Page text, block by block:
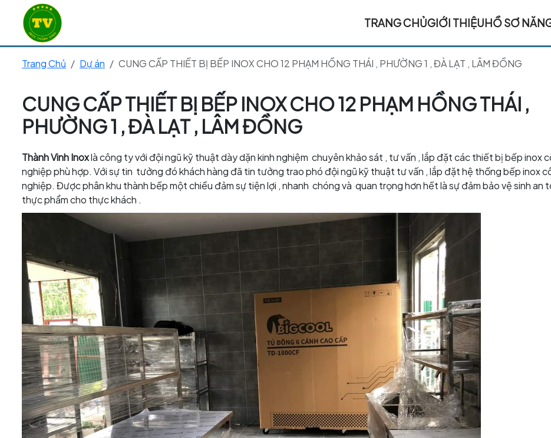
TRANG CHỦGIỚI THIỆUHỒ SƠ
Trang Chủ Dự án CUNG CẤP THIẾT BỊ BẾP INOX CHO 12 PHẠM HỒNG THÁI , PHƯỜNG 1 , ĐÀ LẠT , LÂM ĐỒNG
CUNG CẤP THIẾT BỊ BẾP INOX CHO 12 PHẠM HỒNG THÁI ,
PHƯỜNG 1 , ĐÀ LẠT , LÂM ĐỒNG
Thành Vinh Inoxlà công ty với đội ngũ kỹ thuật dày dặn kinh nghiệm chuyên khảo sát , tư vấn , lắp đặt các thiết bị bếp inox
nghiệp phù hợp. Với sự tin tưởng đó khách hàng đã tin tưởng trao phó đội ngũ kỹ thuật tư vấn , lắp đặt hệ thống bếp inox
nghiệp. Được phân khu thành bếp một chiều đảm sự tiện lợi , nhanh chóng và quan trọng hơn hết là sự đảm bảo vệ sinh an
thực phẩm cho thực khách .